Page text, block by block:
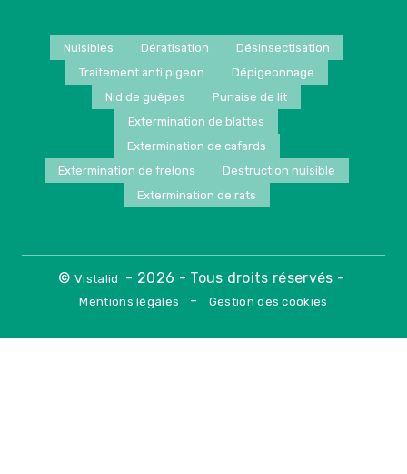
Nuisibles Dératisation
Désinsectisation
Traitement anti pigeon
Dépigeonnage
Nid de guêpes
Punaise de lit
Extermination de blattes
Extermination de cafards
Extermination de frelons
Destruction nuisible
Extermination de rats
©Vistalid - 2026 - Tous droits réservés -
Mentions légales - Gestion des cookies